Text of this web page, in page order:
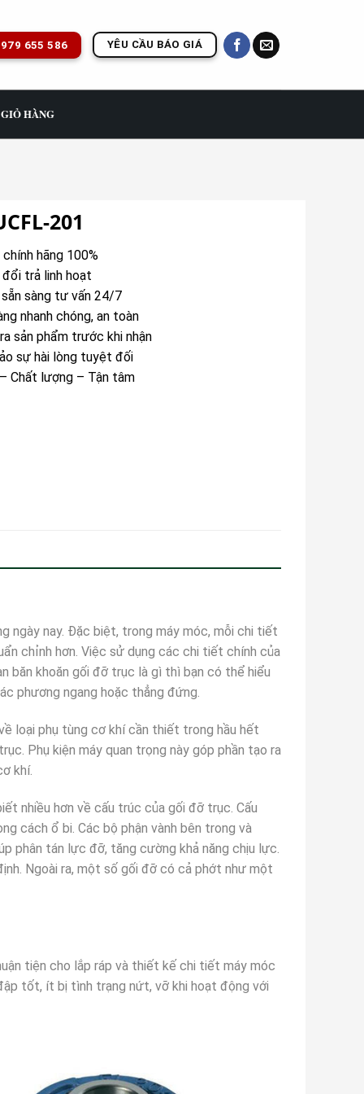
655 586 YÊU CẦU BÁO GIÁ
GIỎ HÀNG
201
hãng 100%
trả linh hoạt
sàng tư vấn 24/7
nhanh chóng, an toàn
sản phẩm trước khi nhận
sự hài lòng tuyệt đối
Chất lượng – Tận tâm
ngày nay. Đặc biệt, trong máy móc, mỗi chi tiết
chỉnh hơn. Việc sử dụng các chi tiết chính của
băn khoăn gối đỡ trục là gì thì bạn có thể hiểu
phương ngang hoặc thẳng đứng.
loại phụ tùng cơ khí cần thiết trong hầu hết
Phụ kiện máy quan trọng này góp phần tạo ra
khí.
nhiều hơn về cấu trúc của gối đỡ trục. Cấu
cách ổ bi. Các bộ phận vành bên trong và
phân tán lực đỡ, tăng cường khả năng chịu lực.
Ngoài ra, một số gối đỡ có cả phớt như một
tiện cho lắp ráp và thiết kế chi tiết máy móc
tốt, ít bị tình trạng nứt, vỡ khi hoạt động với